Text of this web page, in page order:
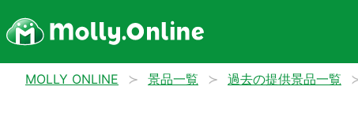
MOLLY ONLINE 景品一覧 過去の提供景品一覧